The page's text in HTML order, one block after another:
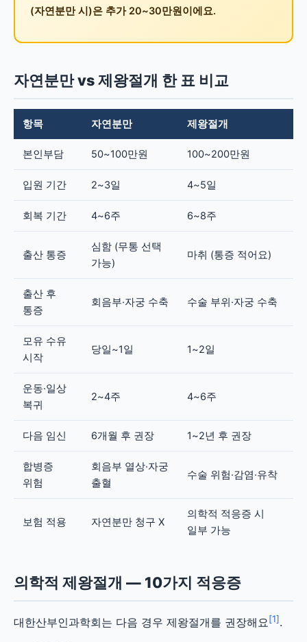
(자연분만 시)은 추가 20~30만원이에요.
자연분만 vs 제왕절개 한 표 비교
항목 자연분만 제왕절개
본인부담 50~100만원 100~200만원
입원 기간 2~3일 4~5일
회복 기간 4~6주 6~8주
출산 통증
심함 (무통 선택
가능)
마취 (통증 적어요)
출산 후
통증
회음부·자궁 수축 수술 부위·자궁 수축
모유 수유
시작
당일~1일 1~2일
운동·일상
복귀
2~4주 4~6주
다음 임신 6개월 후 권장 1~2년 후 권장
합병증
위험
회음부 열상·자궁
출혈
수술 위험·감염·유착
보험 적용 자연분만 청구 X
의학적 적응증 시
일부 가능
의학적 제왕절개 — 10가지 적응증
대한산부인과학회는 다음 경우 제왕절개를 권장해요[1].